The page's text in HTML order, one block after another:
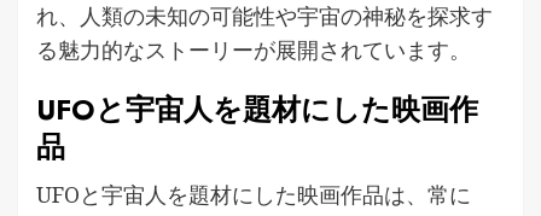
れ、人類の未知の可能性や宇宙の神秘を探求す
る魅力的なストーリーが展開されています。
UFOと宇宙人を題材にした映画作
品
UFOと宇宙人を題材にした映画作品は、常に